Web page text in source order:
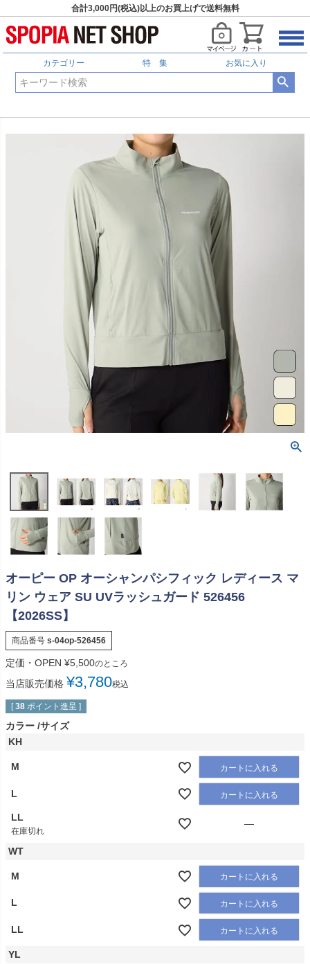
合計3,000円(税込)以上のお買上げで送料無料
カテゴリー 特 集 お気に入り
オーピー OP オーシャンパシフィック レディース マ
リン ウェア SU UVラッシュガード 526456
【2026SS】
商品番号 s-04op-526456
定価・OPEN ¥5,500のところ
当店販売価格 ¥3,780税込
[ 38 ポイント進呈 ]
カラー サイズ
KH
M カートに入れる
L カートに入れる
LL
在庫切れ
—
WT
M カートに入れる
L カートに入れる
LL カートに入れる
YL